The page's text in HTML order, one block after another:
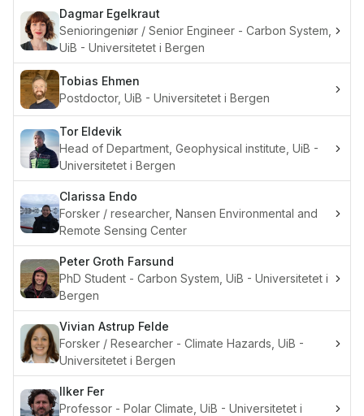
Dagmar Egelkraut
Senioringeniør / Senior Engineer - Carbon System,
UiB - Universitetet i Bergen
Tobias Ehmen
Postdoctor, UiB - Universitetet i Bergen
Tor Eldevik
Head of Department, Geophysical institute, UiB -
Universitetet i Bergen
Clarissa Endo
Forsker / researcher, Nansen Environmental and
Remote Sensing Center
Peter Groth Farsund
PhD Student - Carbon System, UiB - Universitetet i
Bergen
Vivian Astrup Felde
Forsker / Researcher - Climate Hazards, UiB -
Universitetet i Bergen
Ilker Fer
Professor - Polar Climate, UiB - Universitetet i